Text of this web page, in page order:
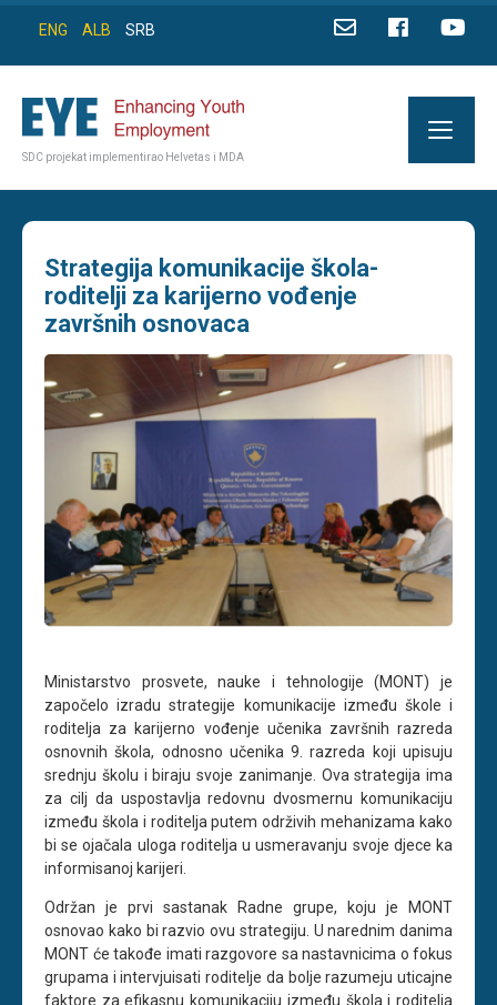
ENG ALB SRB
SDC projekat implementirao Helvetas i MDA
Strategija komunikacije škola-
roditelji za karijerno vođenje
završnih osnovaca
Ministarstvo prosvete, nauke i tehnologije (MONT) je
započelo izradu strategije komunikacije između škole i
roditelja za karijerno vođenje učenika završnih razreda
osnovnih škola, odnosno učenika 9. razreda koji upisuju
srednju školu i biraju svoje zanimanje. Ova strategija ima
za cilj da uspostavlja redovnu dvosmernu komunikaciju
između škola i roditelja putem održivih mehanizama kako
bi se ojačala uloga roditelja u usmeravanju svoje djece ka
informisanoj karijeri.
Održan je prvi sastanak Radne grupe, koju je MONT
osnovao kako bi razvio ovu strategiju. U narednim danima
MONT će takođe imati razgovore sa nastavnicima o fokus
grupama i intervjuisati roditelje da bolje razumeju uticajne
faktore za efikasnu komunikaciju između škola i roditelja